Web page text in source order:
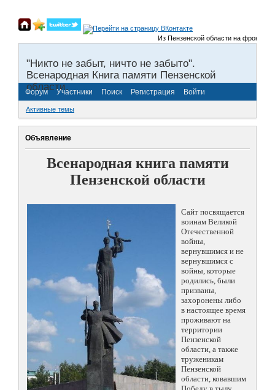
Из Пензенской области на фронты
"Никто не забыт, ничто не забыто".
Всенародная Книга памяти Пензенской
области.
Форум Участники Поиск Регистрация Войти
Активные темы
Объявление
Всенародная книга памяти
Пензенской области
Сайт посвящается
воинам Великой
Отечественной
войны,
вернувшимся и не
вернувшимся с
войны, которые
родились, были
призваны,
захоронены либо
в настоящее время
проживают на
территории
Пензенской
области, а также
труженикам
Пензенской
области, ковавшим